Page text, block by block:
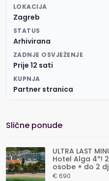
LOKACIJA
Zagreb
STATUS
Arhivirana
ZADNJE OSVJEŽENJE
Prije 12 sati
KUPNJA
Partner stranica
Slične ponude
ULTRA LAST
Hotel Alga 4*!
osobe + do 2
€ 690